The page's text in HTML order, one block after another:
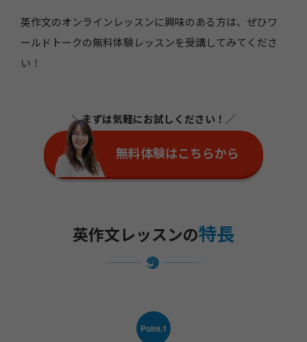
英作文のオンラインレッスンに興味のある方は、ぜひワ
ールドトークの無料体験レッスンを受講してみてくださ
い！
＼まずは気軽にお試しください！／
無料体験はこちらから
英作文レッスンの特長
Point.1